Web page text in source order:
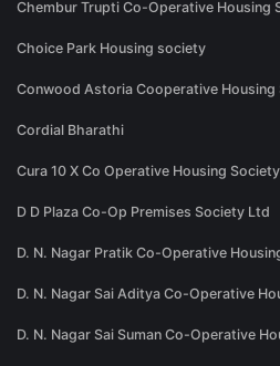
Chembur Trupti Co-Operative Housing
Choice Park Housing society
Conwood Astoria Cooperative Housing
Cordial Bharathi
Cura 10 X Co Operative Housing Society
D D Plaza Co-Op Premises Society Ltd
D. N. Nagar Pratik Co-Operative
D. N. Nagar Sai Aditya Co-Operative
D. N. Nagar Sai Suman Co-Operative